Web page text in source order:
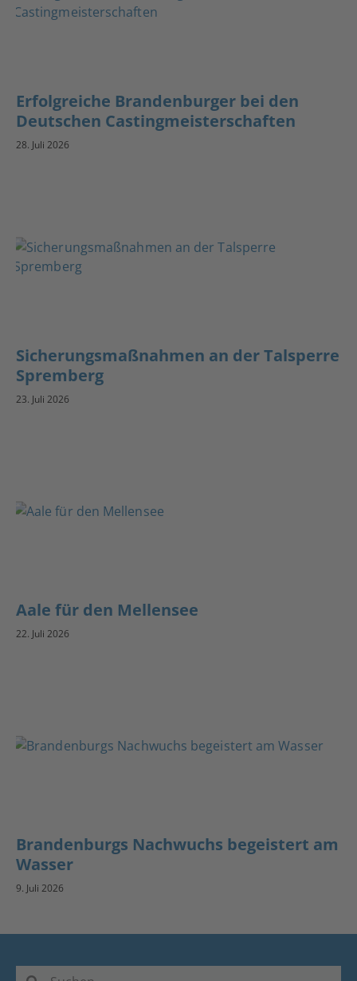
Erfolgreiche Brandenburger bei den
Deutschen Castingmeisterschaften
28. Juli 2026
Sicherungsmaßnahmen an der Talsperre
Spremberg
23. Juli 2026
Aale für den Mellensee
22. Juli 2026
Brandenburgs Nachwuchs begeistert am
Wasser
9. Juli 2026